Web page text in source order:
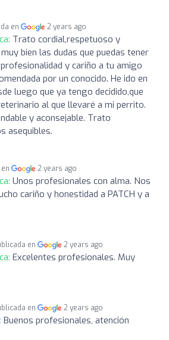
en 2 years ago
Trato cordial,respetuoso y
bien las dudas que puedas tener
y cariño a tu amigo
por un conocido. He ido en
luego que ya tengo decidido,que
al que llevaré a mi perrito.
y aconsejable. Trato
asequibles.
2 years ago
Unos profesionales con alma. Nos
cariño y honestidad a PATCH y a
en 2 years ago
Excelentes profesionales. Muy
en 2 years ago
Buenos profesionales, atención